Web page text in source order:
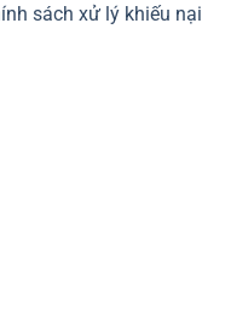
sách xử lý khiếu nại